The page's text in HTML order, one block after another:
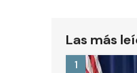
Las más
1